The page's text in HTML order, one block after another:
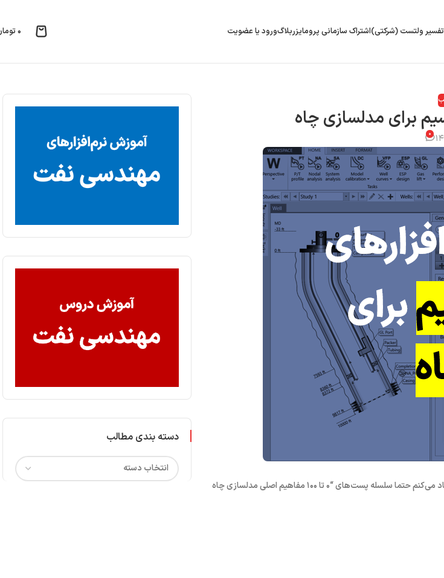
تفسیر ولتست (شرکتی)اشتراک سازمانی پرومایزربلاگورود یا عضویت ۰
برای مدلسازی چاه
۰
جهت مدلسازی چاه، پیشنهاد می‌کنم حتما سلسله پست‌های “۰ تا ۱۰۰ مفاهیم اصلی مدلسازی چاه
دسته بندی مطالب